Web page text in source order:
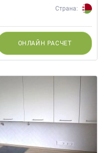
Страна:
ОНЛАЙН РАСЧЕТ